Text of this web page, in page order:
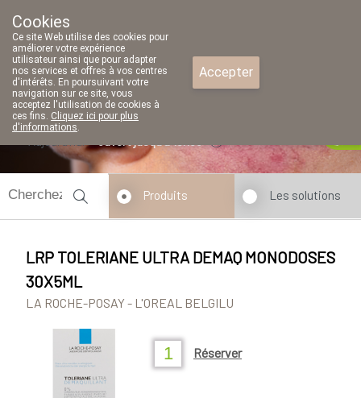
Produits Les solutions
LRP TOLERIANE ULTRA DEMAQ MONODOSES
30X5ML
LA ROCHE-POSAY - L'OREAL BELGILU
Réserver
Cookies
Ce site Web utilise des cookies pour
améliorer votre expérience
utilisateur ainsi que pour adapter
nos services et offres à vos centres
d'intérêts. En poursuivant votre
navigation sur ce site, vous
acceptez l'utilisation de cookies à
ces fins. Cliquez ici pour plus
d'informations.
Accepter